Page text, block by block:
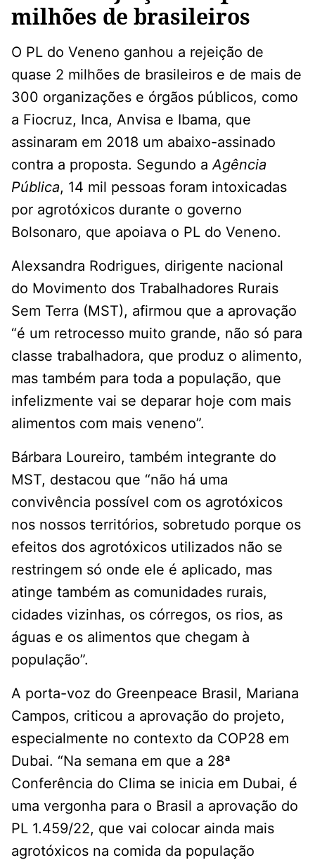
milhões de brasileiros
O PL do Veneno ganhou a rejeição de
quase 2 milhões de brasileiros e de mais de
300 organizações e órgãos públicos, como
a Fiocruz, Inca, Anvisa e Ibama, que
assinaram em 2018 um abaixo-assinado
contra a proposta. Segundo aAgência
Pública, 14 mil pessoas foram intoxicadas
por agrotóxicos durante o governo
Bolsonaro, que apoiava o PL do Veneno.
Alexsandra Rodrigues, dirigente nacional
do Movimento dos Trabalhadores Rurais
Sem Terra (MST), afirmou que a aprovação
“é um retrocesso muito grande, não só para
classe trabalhadora, que produz o alimento,
mas também para toda a população, que
infelizmente vai se deparar hoje com mais
alimentos com mais veneno”.
Bárbara Loureiro, também integrante do
MST, destacou que “não há uma
convivência possível com os agrotóxicos
nos nossos territórios, sobretudo porque os
efeitos dos agrotóxicos utilizados não se
restringem só onde ele é aplicado, mas
atinge também as comunidades rurais,
cidades vizinhas, os córregos, os rios, as
águas e os alimentos que chegam à
população”.
A porta-voz do Greenpeace Brasil, Mariana
Campos, criticou a aprovação do projeto,
especialmente no contexto da COP28 em
Dubai. “Na semana em que a 28ª
Conferência do Clima se inicia em Dubai, é
uma vergonha para o Brasil a aprovação do
PL 1.459/22, que vai colocar ainda mais
agrotóxicos na comida da população